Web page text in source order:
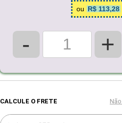
ou R$ 113,28
- +